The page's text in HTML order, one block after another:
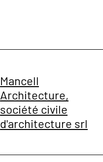
Mancell
Architecture,
société civile
d'architecture srl